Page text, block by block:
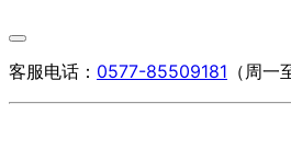
客服电话： 0577-85509181 （周